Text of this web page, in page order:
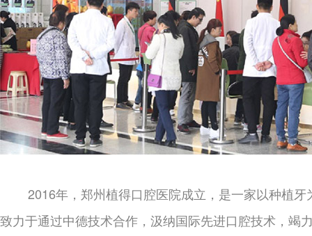
2016年，郑州植得口腔医院成立，是一家以种植
致力于通过中德技术合作，汲纳国际先进口腔技术，竭